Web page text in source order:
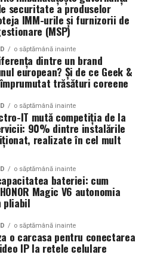
atrage imposibilitatea
promoveaza un mediu sigur
de substante interzise este
cu lista obiectelor
fi consultat pe site-ul oficial
festival Orange, sustinut de
experienta editiei
Jack Daniel’s, Mega
alpro, Transalpina, vitamin
de Studii Economice din
într-o realitate.
utile pentru
timp, fie că obiectivul este
construirea unei rutine de
traseului cu HONOR
HONOR Watch 6
AccuTrack, susținută de
un sistem GPS dual-band,
oferă informații
natură sau descoperă zone
securitate a produselor
IMM-urile și furnizorii de
(MSP)
o săptămână inainte
dintre un brand
european? Și de ce Geek &
trăsături coreene
o săptămână inainte
IT mută competiția de la
90% dintre instalările
realizate în cel mult
o săptămână inainte
bateriei: cum
Magic V6 autonomia
pliabil
o săptămână inainte
o carcasa pentru conectarea
IP la retele celulare